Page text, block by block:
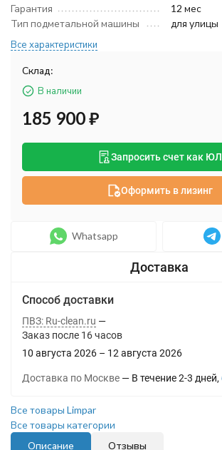
Гарантия
12 мес
Тип подметальной машины
для улицы
Все характеристики
Склад:
В наличии
185 900₽
Запросить счет как ЮЛ
Оформить в лизинг
Whatsapp
Способ доставки
ПВЗ: Ru-clean.ru
Заказ после 16часов
10 августа 2026 – 12 августа 2026
Доставка по Москве В течение2-3 дней
Все товары Limpar
Все товары категории
Описание
Отзывы